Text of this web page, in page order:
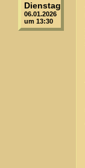
Dienstag
06.01.2026
um 13:30